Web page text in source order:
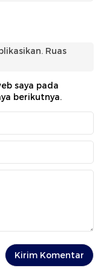
Ruas
saya pada
berikutnya.